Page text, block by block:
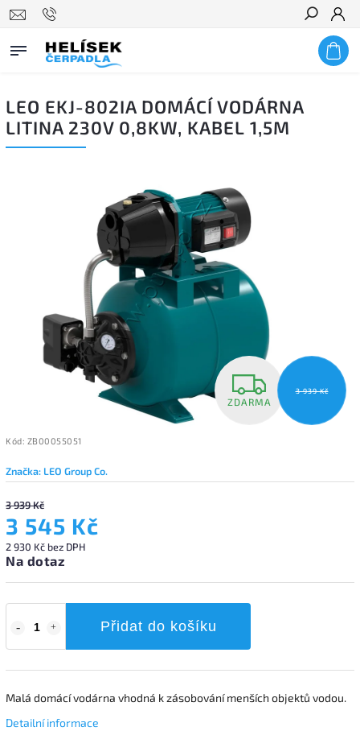
Hledat
LEO EKJ-802IA DOMÁCÍ VODÁRNA
LITINA 230V 0,8KW, KABEL 1,5M
ZDARMA
3 939 Kč
Kód: ZB00055051
Značka: LEO Group Co.
3 939 Kč
3 545 Kč
2 930 Kč bez DPH
Na dotaz
Přidat do košíku
Malá domácí vodárna vhodná k zásobování menších objektů vodou.
Detailní informace